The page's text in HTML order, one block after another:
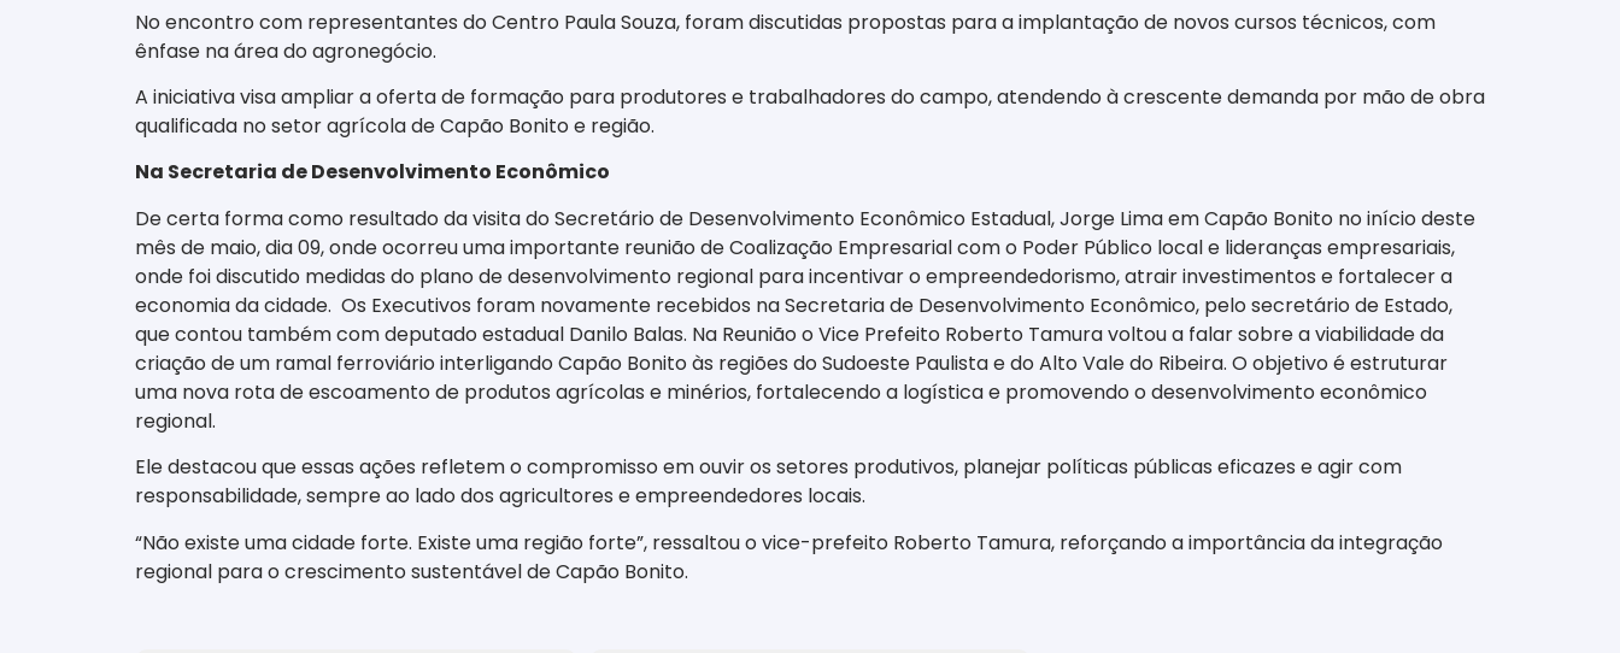
No encontro com representantes do Centro Paula Souza, foram discutidas propostas para a implantação de novos cursos técnicos, com
ênfase na área do agronegócio.
A iniciativa visa ampliar a oferta de formação para produtores e trabalhadores do campo, atendendo à crescente demanda por mão de obra
qualificada no setor agrícola de Capão Bonito e região.
Na Secretaria de Desenvolvimento Econômico
De certa forma como resultado da visita do Secretário de Desenvolvimento Econômico Estadual, Jorge Lima em Capão Bonito no início deste
mês de maio, dia 09, onde ocorreu uma importante reunião de Coalização Empresarial com o Poder Público local e lideranças empresariais,
onde foi discutido medidas do plano de desenvolvimento regional para incentivar o empreendedorismo, atrair investimentos e fortalecer a
economia da cidade. Os Executivos foram novamente recebidos na Secretaria de Desenvolvimento Econômico, pelo secretário de Estado,
que contou também com deputado estadual Danilo Balas. Na Reunião o Vice Prefeito Roberto Tamura voltou a falar sobre a viabilidade da
criação de um ramal ferroviário interligando Capão Bonito às regiões do Sudoeste Paulista e do Alto Vale do Ribeira. O objetivo é estruturar
uma nova rota de escoamento de produtos agrícolas e minérios, fortalecendo a logística e promovendo o desenvolvimento econômico
regional.
Ele destacou que essas ações refletem o compromisso em ouvir os setores produtivos, planejar políticas públicas eficazes e agir com
responsabilidade, sempre ao lado dos agricultores e empreendedores locais.
“Não existe uma cidade forte. Existe uma região forte”, ressaltou o vice-prefeito Roberto Tamura, reforçando a importância da integração
regional para o crescimento sustentável de Capão Bonito.